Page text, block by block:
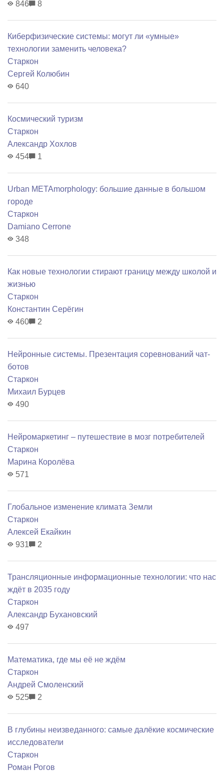
846 8
Киберфизические системы: могут ли «умные»
технологии заменить человека?
Старкон
Сергей Колюбин
640
Космический туризм
Старкон
Александр Хохлов
454
1
Urban METAmorphology: большие данные в большом
городе
Старкон
Damiano Cerrone
348
Как новые технологии стирают границу между школой и
жизнью
Старкон
Константин Серёгин
460
2
Нейронные системы. Презентация соревнований чат-
ботов
Старкон
Михаил Бурцев
490
Нейромаркетинг – путешествие в мозг потребителей
Старкон
Марина Королёва
571
Глобальное изменение климата Земли
Старкон
Алексей Екайкин
931
2
Трансляционные информационные технологии: что нас
ждёт в 2035 году
Старкон
Александр Бухановский
497
Математика, где мы её не ждём
Старкон
Андрей Смоленский
525
2
В глубины неизведанного: самые далёкие космические
исследователи
Старкон
Роман Рогов